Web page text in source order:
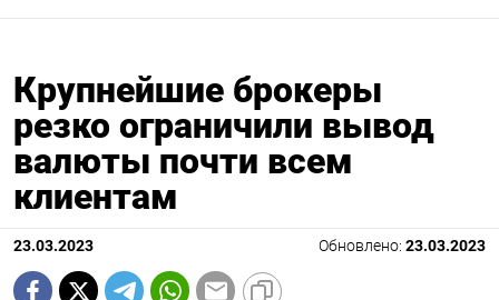
Крупнейшие брокеры
резко ограничили вывод
валюты почти всем
клиентам
23.03.2023 Обновлено: 23.03.2023